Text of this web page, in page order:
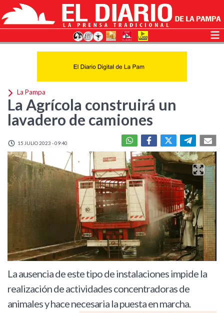
La Pampa
La Agrícola construirá un
lavadero de camiones
15 JULIO 2023 - 09:40
La ausencia de este tipo de instalaciones impide la
realización de actividades concentradoras de
animales y hace necesaria la puesta en marcha.